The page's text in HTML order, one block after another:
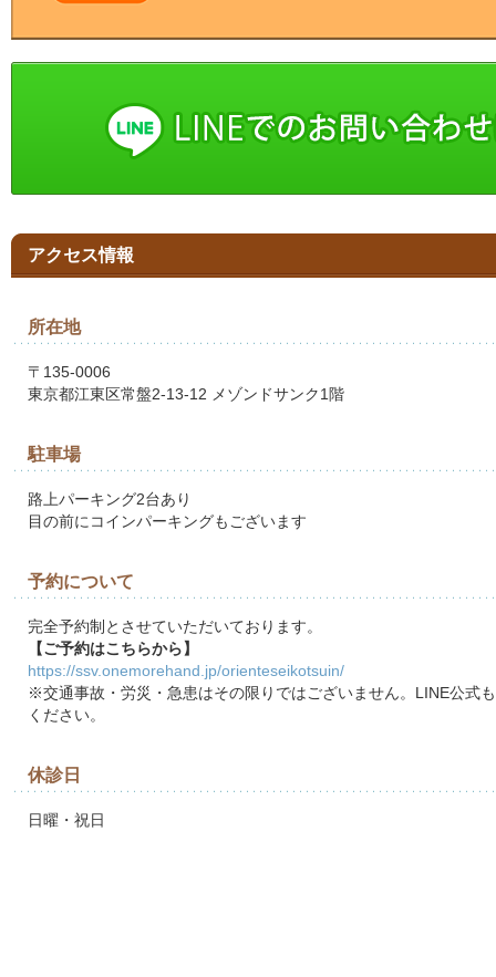
アクセス情報
所在地
〒135-0006
東京都江東区常盤2-13-12 メゾンドサンク1階
駐車場
路上パーキング2台あり
目の前にコインパーキングもございます
予約について
完全予約制とさせていただいております。
【ご予約はこちらから】
https://ssv.onemorehand.jp/orienteseikotsuin/
※交通事故・労災・急患はその限りではございません。LINE公式
ください。
休診日
日曜・祝日